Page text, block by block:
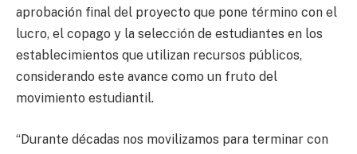
aprobación final del proyecto que pone término con el
lucro, el copago y la selección de estudiantes en los
establecimientos que utilizan recursos públicos,
considerando este avance como un fruto del
movimiento estudiantil.
“Durante décadas nos movilizamos para terminar con